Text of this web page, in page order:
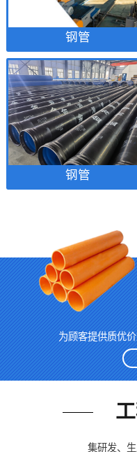
钢管
钢管
为顾客提供质优
集研发、